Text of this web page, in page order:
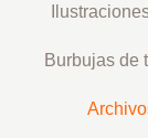
Burbujas de